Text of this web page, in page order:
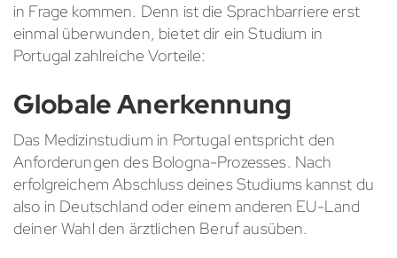
in Frage kommen. Denn ist die Sprachbarriere erst
einmal überwunden, bietet dir ein Studium in
Portugal zahlreiche Vorteile:
Globale Anerkennung
Das Medizinstudium in Portugal entspricht den
Anforderungen des Bologna-Prozesses. Nach
erfolgreichem Abschluss deines Studiums kannst du
also in Deutschland oder einem anderen EU-Land
deiner Wahl den ärztlichen Beruf ausüben.